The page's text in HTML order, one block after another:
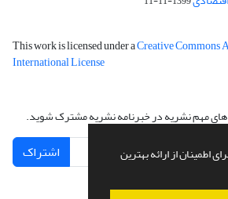
اطمینان از ارائه بهترین
This work is licensed under aCreative Commons
International License
های مهم نشریه در خبرنامه نشریه مشترک شوید.
اشتراک